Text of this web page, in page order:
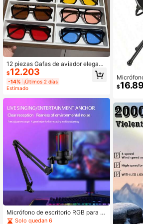
12 piezas Gafas de aviador elegant
es y de alta gama para hombres, pa
ra la calle, la playa, los viajes, andar
en bicicleta, la pesca
$12.203
-14% ¡Últimos 2 días
Estimado
Micrófono de escritorio RGB para ju
egos USB para PC, para podcasts,
Solo quedan 6
B con
no de
n,
utadora
$